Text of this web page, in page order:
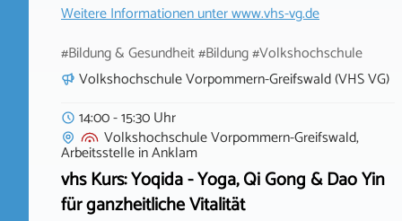
Weitere Informationen unterwww.vhs-vg.de
#Bildung & Gesundheit #Bildung #Volkshochschule
Volkshochschule Vorpommern-Greifswald (VHS VG)
14:00 - 15:30 Uhr
Volkshochschule Vorpommern-Greifswald,
ArbeitsstelleinAnklam
vhs Kurs: Yoqida - Yoga, Qi Gong & Dao Yin
für ganzheitliche Vitalität